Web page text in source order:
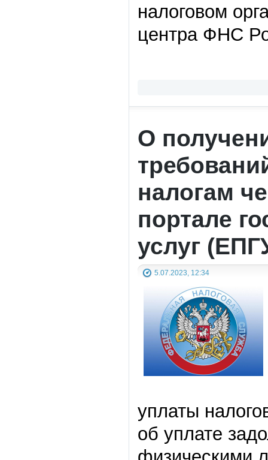
налоговом
центра ФНС
О
налогам
портале
услуг
5.07.2023, 12:34
уплаты
об уплате